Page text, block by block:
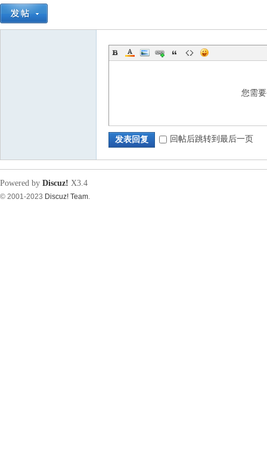
源
您需
发表回复 回帖后跳转到最后一页
Powered by Discuz! X3.4
© 2001-2023 Discuz! Team